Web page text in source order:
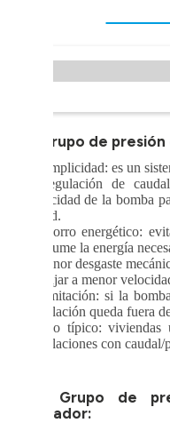
Grupo de
· Simplicidad: es un
· Regulación de
velocidad de la bomba
la red.
· Ahorro energético:
consume la energía
· Menor desgaste
trabajar a menor
· Limitación: si la
instalación queda fuera
· Uso típico:
instalaciones con
Grupo de
variador: